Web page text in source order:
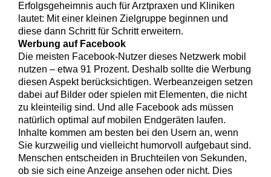
Erfolgsgeheimnis auch für Arztpraxen und Kliniken
lautet: Mit einer kleinen Zielgruppe beginnen und
diese dann Schritt für Schritt erweitern.
Werbung auf Facebook
Die meisten Facebook-Nutzer dieses Netzwerk mobil
nutzen – etwa 91 Prozent. Deshalb sollte die Werbung
diesen Aspekt berücksichtigen. Werbeanzeigen setzen
dabei auf Bilder oder spielen mit Elementen, die nicht
zu kleinteilig sind. Und alle Facebook ads müssen
natürlich optimal auf mobilen Endgeräten laufen.
Inhalte kommen am besten bei den Usern an, wenn
Sie kurzweilig und vielleicht humorvoll aufgebaut sind.
Menschen entscheiden in Bruchteilen von Sekunden,
ob sie sich eine Anzeige ansehen oder nicht. Dies